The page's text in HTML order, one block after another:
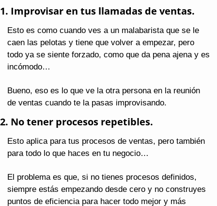
1. Improvisar en tus llamadas de ventas.
Esto es como cuando ves a un malabarista que se le
caen las pelotas y tiene que volver a empezar, pero
todo ya se siente forzado, como que da pena ajena y es
incómodo…
Bueno, eso es lo que ve la otra persona en la reunión
de ventas cuando te la pasas improvisando.
2. No tener procesos repetibles.
Esto aplica para tus procesos de ventas, pero también
para todo lo que haces en tu negocio…
El problema es que, si no tienes procesos definidos,
siempre estás empezando desde cero y no construyes
puntos de eficiencia para hacer todo mejor y más